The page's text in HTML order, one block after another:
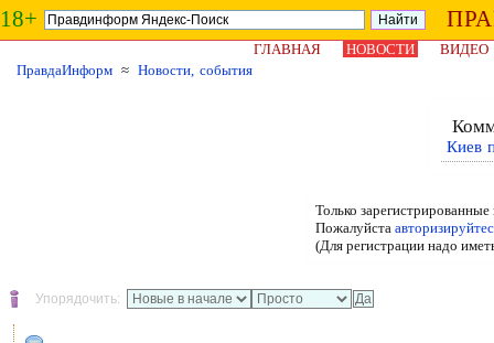
18+
ГЛАВНАЯ НОВОСТИ
ВИДЕО
ПравдаИнформ ≈ Новости, события
Киев
Только
Пожалуйста
(Для регистрации надо
Упорядочить: